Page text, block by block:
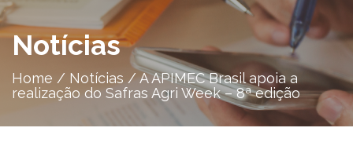
Notícias
Home / Notícias /A APIMEC Brasil apoia a
realização do Safras Agri Week – 8ª edição